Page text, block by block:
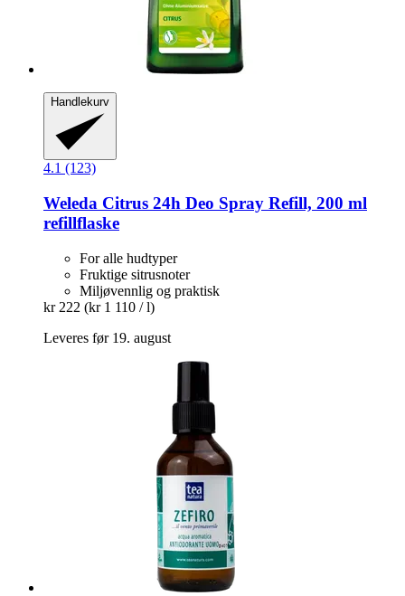
Handlekurv
4.1 (123)
Weleda Citrus 24h Deo Spray Refill, 200 ml
refillflaske
For alle hudtyper
Fruktige sitrusnoter
Miljøvennlig og praktisk
kr 222 (kr 1 110 / l)
Leveres før 19. august